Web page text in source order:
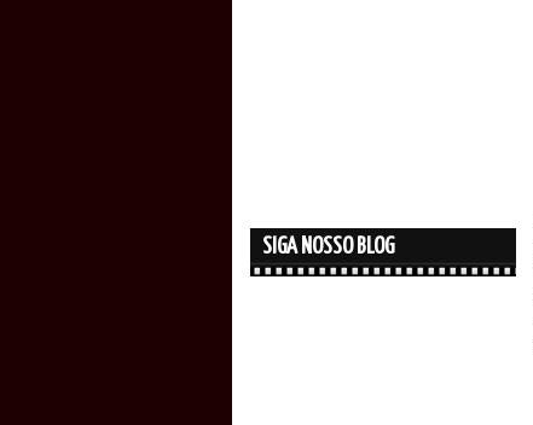
SIGA NOSSO BLOG